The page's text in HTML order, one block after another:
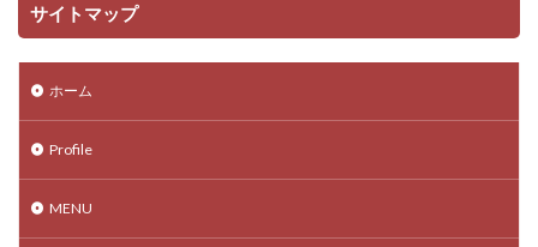
サイトマップ
ホーム
Profile
MENU